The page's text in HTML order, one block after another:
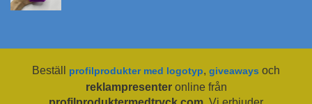
Beställ profilprodukter med logotyp, giveaways och
reklampresenteronline från